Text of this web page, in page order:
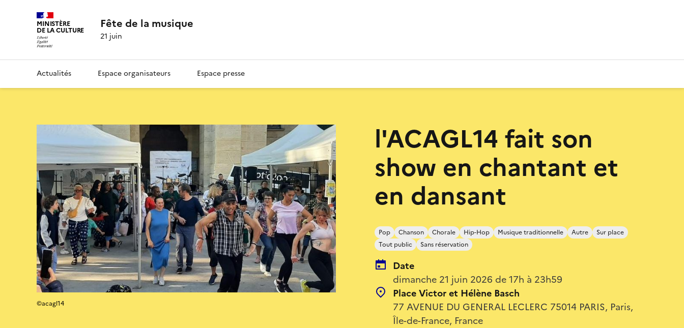
MINISTÈRE
DE LA CULTURE Fête de la musique
21 juin
Actualités Espace organisateurs Espace presse
l'ACAGL14 fait son
show en chantant et
en dansant
Pop Chanson Chorale Hip-Hop Musique traditionnelle Autre
Sur place
Tout public
Sans réservation
Date
dimanche 21 juin 2026 de 17h à 23h59
Place Victor et Hélène Basch
77 AVENUE DU GENERAL LECLERC 75014 PARIS, Paris,
Île-de-France, France
©acagl14